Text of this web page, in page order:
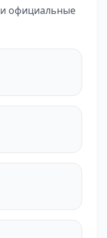
и официальные